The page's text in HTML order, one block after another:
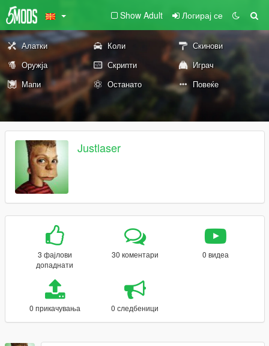
Show Adult Логирај се
Алатки Коли
Скинови
Оружја
Скрипти
Играч
Мапи
Останато Повеќе
Justlaser
3 фајлови
допаднати
30 коментари 0 видеа
0 прикачувања 0 следбеници